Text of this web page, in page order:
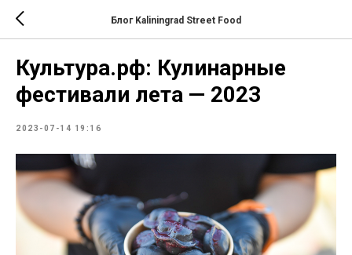
Блог Kaliningrad Street Food
Культура.рф: Кулинарные
фестивали лета — 2023
2023-07-14 19:16